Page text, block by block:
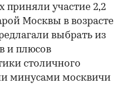
приняли участие 2,2
Москвы в возрасте
выбрать из
и плюсов
столичного
минусами москвичи